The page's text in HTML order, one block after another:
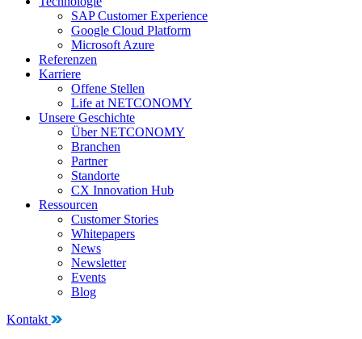
SAP Customer Experience
Google Cloud Platform
Microsoft Azure
Referenzen
Karriere
Offene Stellen
Life at NETCONOMY
Unsere Geschichte
Über NETCONOMY
Branchen
Partner
Standorte
CX Innovation Hub
Ressourcen
Customer Stories
Whitepapers
News
Newsletter
Events
Blog
Kontakt